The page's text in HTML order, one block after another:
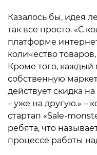
Казалось бы, идея
так все просто. «С
платформе
количество
Кроме того, каждый
собственную
действует скидка
– уже на другую.» –
стартап «Sale-
ребята, что
процессе работы